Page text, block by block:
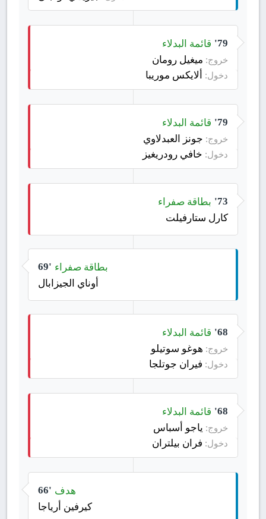
79' قائمة البدلاء
خروج: ميغيل رومان
دخول: ألايكس موريبا
79' قائمة البدلاء
خروج: جونز العبدلاوي
دخول: خافي رودريغيز
73'
بطاقة صفراء
كارل ستارفيلت
69' بطاقة صفراء
أوناي الجيزابال
68' قائمة البدلاء
خروج: هوغو سوتيلو
دخول: فيران جوتلجا
68' قائمة البدلاء
خروج: ياجو أسباس
دخول: فران بيلتران
66' هدف
كيرفين أرياجا